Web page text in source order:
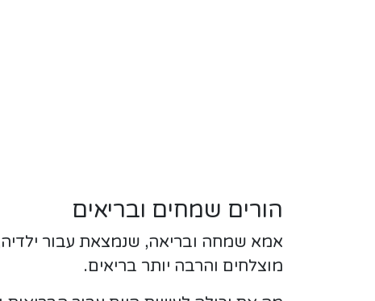
הורים שמחים ובריאים
אמא שמחה ובריאה, שנמצאת עבור ילדיה,
מוצלחים והרבה יותר בריאים.